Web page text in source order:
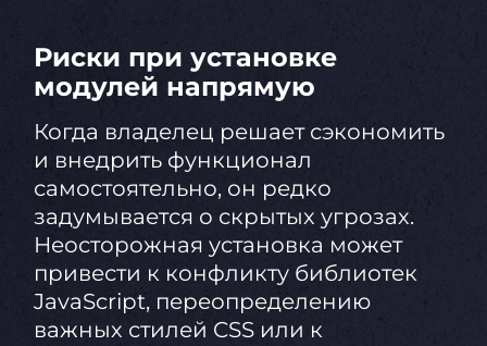
Риски при установке
модулей напрямую
Когда владелец решает сэкономить
и внедрить функционал
самостоятельно, он редко
задумывается о скрытых угрозах.
Неосторожная установка может
привести к конфликту библиотек
JavaScript, переопределению
важных стилей CSS или к